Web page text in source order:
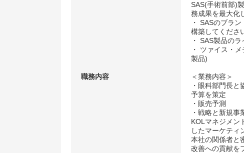
職務内容
SAS(手術前部)
務成果を最大化
・ SASのブラ
構築してくださ
・ SAS製品の
・ ツァイス・
製品)
＜業務内容＞
・眼科部門長
予算を策定
・販売予測
・戦略と新規
KOLマネジメン
したマーケティ
本社の関係者と
改善への貢献を